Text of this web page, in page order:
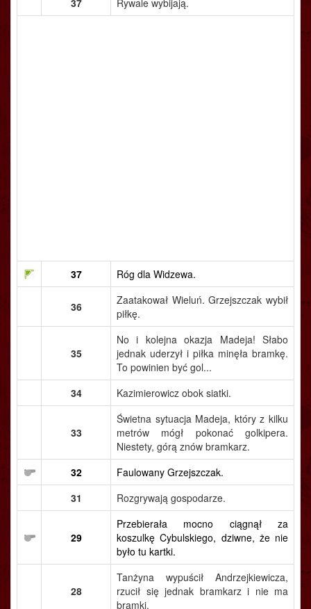
37
Rywale wybijają.
37 Róg dla Widzewa.
36
Zaatakował Wieluń. Grzejszczak wybił
piłkę.
35
No i kolejna okazja Madeja! Słabo
jednak uderzył i piłka minęła bramkę.
To powinien być gol...
34
Kazimierowicz obok siatki.
33
Świetna sytuacja Madeja, który z kilku
metrów mógł pokonać golkipera.
Niestety, górą znów bramkarz.
32
Faulowany Grzejszczak.
31
Rozgrywają gospodarze.
29
Przebierała mocno ciągnął za
koszulkę Cybulskiego, dziwne, że nie
było tu kartki.
28
Tanżyna wypuścił Andrzejkiewicza,
rzucił się jednak bramkarz i nie ma
bramki.